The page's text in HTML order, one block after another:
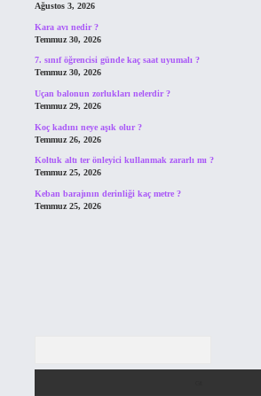
Ağustos 3, 2026
Kara avı nedir ?
Temmuz 30, 2026
7. sınıf öğrencisi günde kaç saat uyumalı ?
Temmuz 30, 2026
Uçan balonun zorlukları nelerdir ?
Temmuz 29, 2026
Koç kadını neye aşık olur ?
Temmuz 26, 2026
Koltuk altı ter önleyici kullanmak zararlı mı ?
Temmuz 25, 2026
Keban barajının derinliği kaç metre ?
Temmuz 25, 2026